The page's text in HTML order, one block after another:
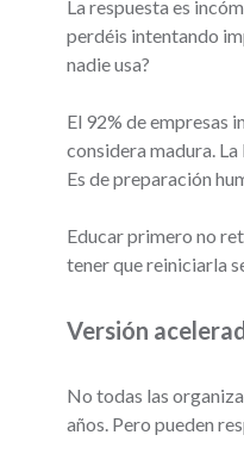
La respuesta es
perdéis intentando
nadie usa?
El 92% de empresas
considera madura.
Es de preparación
Educar primero no
tener que reiniciarla
Versión
No todas las
años. Pero pueden